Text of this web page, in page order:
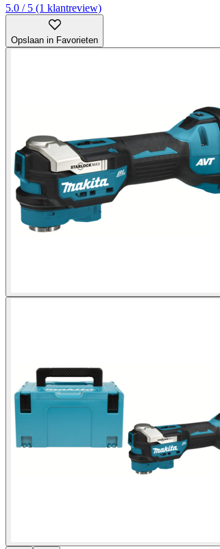
5.0 / 5 (1 klantreview)
Opslaan in Favorieten